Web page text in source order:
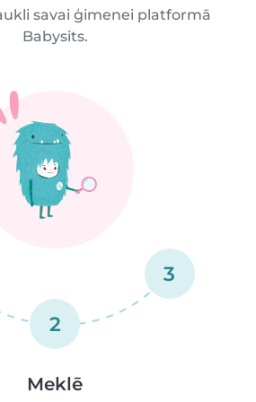
savai ģimenei platformā
Babysits.
2
3
Meklē